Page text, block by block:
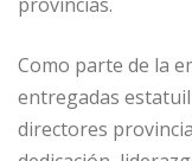
Como parte de la
entregadas
directores